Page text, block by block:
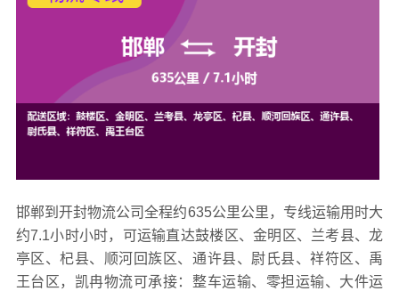
邯郸到开封物流公司全程约635公里公里，专线运输用时大
约7.1小时小时，可运输直达鼓楼区、金明区、兰考县、龙
亭区、杞县、顺河回族区、通许县、尉氏县、祥符区、禹
王台区，凯冉物流可承接：整车运输、零担运输、大件运